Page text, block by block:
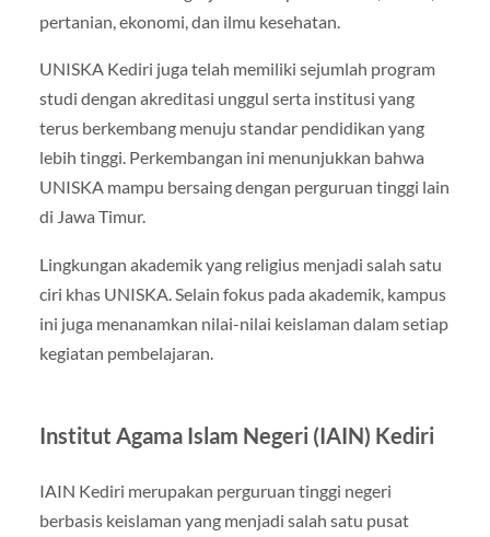
pertanian, ekonomi, dan ilmu kesehatan.
UNISKA Kediri juga telah memiliki sejumlah program
studi dengan akreditasi unggul serta institusi yang
terus berkembang menuju standar pendidikan yang
lebih tinggi. Perkembangan ini menunjukkan bahwa
UNISKA mampu bersaing dengan perguruan tinggi lain
di Jawa Timur.
Lingkungan akademik yang religius menjadi salah satu
ciri khas UNISKA. Selain fokus pada akademik, kampus
ini juga menanamkan nilai-nilai keislaman dalam setiap
kegiatan pembelajaran.
Institut Agama Islam Negeri (IAIN) Kediri
IAIN Kediri merupakan perguruan tinggi negeri
berbasis keislaman yang menjadi salah satu pusat